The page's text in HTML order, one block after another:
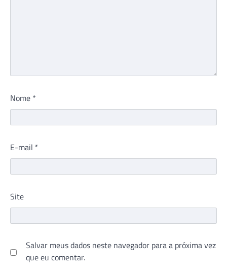
Nome *
E-mail *
Site
Salvar meus dados neste navegador para a próxima vez
que eu comentar.